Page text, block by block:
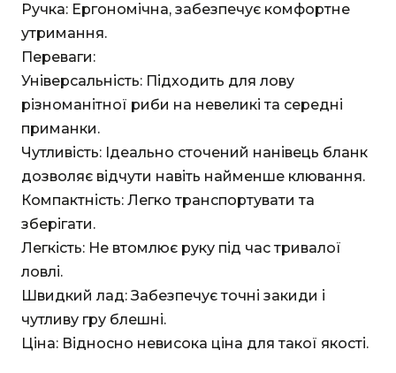
Ручка: Ергономічна, забезпечує комфортне
утримання.
Переваги:
Універсальність: Підходить для лову
різноманітної риби на невеликі та середні
приманки.
Чутливість: Ідеально сточений нанівець бланк
дозволяє відчути навіть найменше клювання.
Компактність: Легко транспортувати та
зберігати.
Легкість: Не втомлює руку під час тривалої
ловлі.
Швидкий лад: Забезпечує точні закиди і
чутливу гру блешні.
Ціна: Відносно невисока ціна для такої якості.